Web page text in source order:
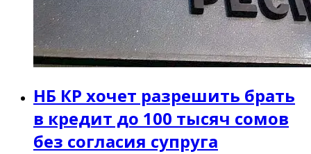
НБ КР хочет разрешить брать
в кредит до 100 тысяч сомов
без согласия супруга